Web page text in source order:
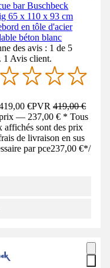
bar Buschbeck
65 x 110 x 93 cm
en tôle d'acier
béton blanc
des avis : 1 de 5
1 Avis client.
€PVR419,00 €
— 237,00 € * Tous
affichés sont des prix
de livraison en sus
par pce237,00 €*/